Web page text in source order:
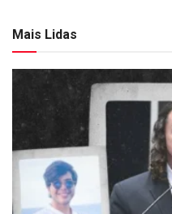
Mais Lidas